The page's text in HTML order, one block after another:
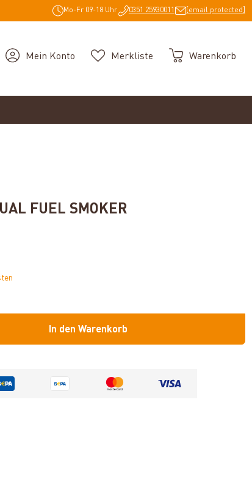
Mo-Fr 09-18 Uhr 0351 25930011 [email protected]
Mein Konto Merkliste Warenkorb
FUEL SMOKER
In den Warenkorb